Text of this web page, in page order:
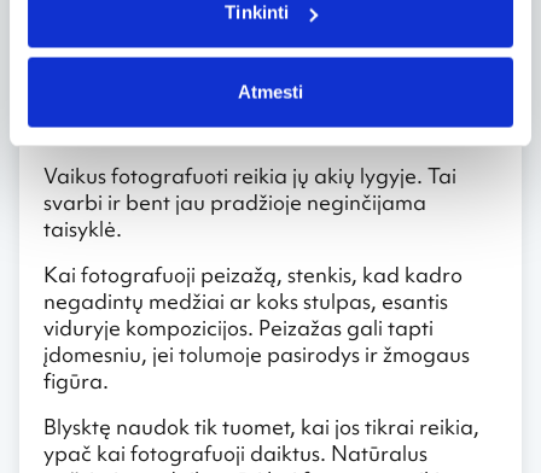
Tinkinti
Atmesti
žanras, tačiau iš pradžių, atkreipk dėmesį į
techninius dalykus. Jei fotografuoji iš rankų,
fiksuoji savo atspindį ant stiklo ar veidrodžio,
išjunk blykstę.
Vaikus fotografuoti reikia jų akių lygyje. Tai
svarbi ir bent jau pradžioje neginčijama
taisyklė.
Kai fotografuoji peizažą, stenkis, kad kadro
negadintų medžiai ar koks stulpas, esantis
viduryje kompozicijos. Peizažas gali tapti
įdomesniu, jei tolumoje pasirodys ir žmogaus
figūra.
Blysktę naudok tik tuomet, kai jos tikrai reikia,
ypač kai fotografuoji daiktus. Natūralus